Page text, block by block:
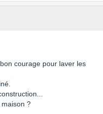
courage pour laver les
?